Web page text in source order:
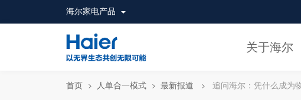
海尔家电产品
关于海尔
首页 人单合一模式 最新报道 追问海尔：凭什么成为